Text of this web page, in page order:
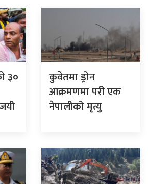
३०
कुवेतमा ड्रोन
आक्रमणमा परी एक
नेपालीको मृत्यु